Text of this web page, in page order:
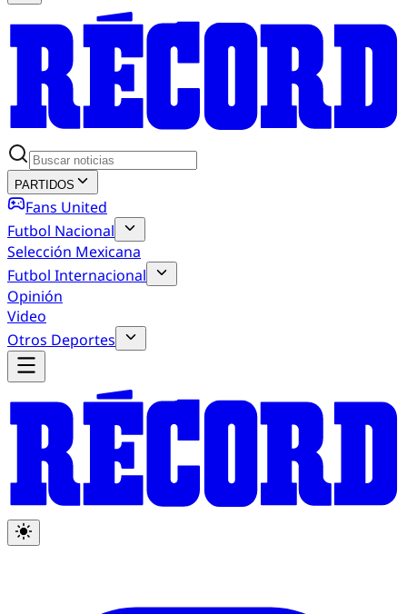
PARTIDOS
Fans United
Futbol Nacional
Selección Mexicana
Futbol Internacional
Opinión
Video
Otros Deportes